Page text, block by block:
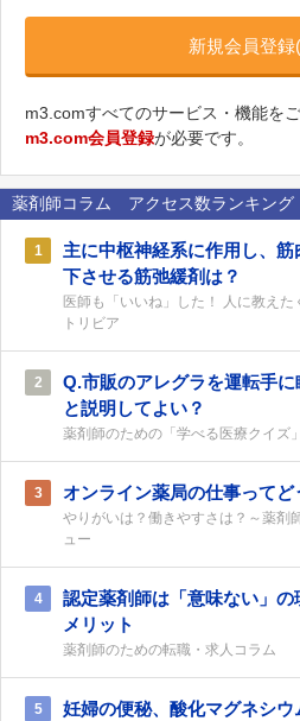
新規会員登録
m3.comすべてのサービス・機能を
m3.com会員登録が必要です。
薬剤師コラム アクセス数ランキング
1
主に中枢神経系に作用し、筋
下させる筋弛緩剤は？
医師も「いいね」した！ 人に教えた
トリビア
2
Q.市販のアレグラを運転手
と説明してよい？
薬剤師のための「学べる医療クイズ」
3 オンライン薬局の仕事ってど
やりがいは？働きやすさは？～薬剤
ュー
4
認定薬剤師は「意味ない」の
メリット
薬剤師のための転職・求人コラム
5
妊婦の便秘、酸化マグネシウ